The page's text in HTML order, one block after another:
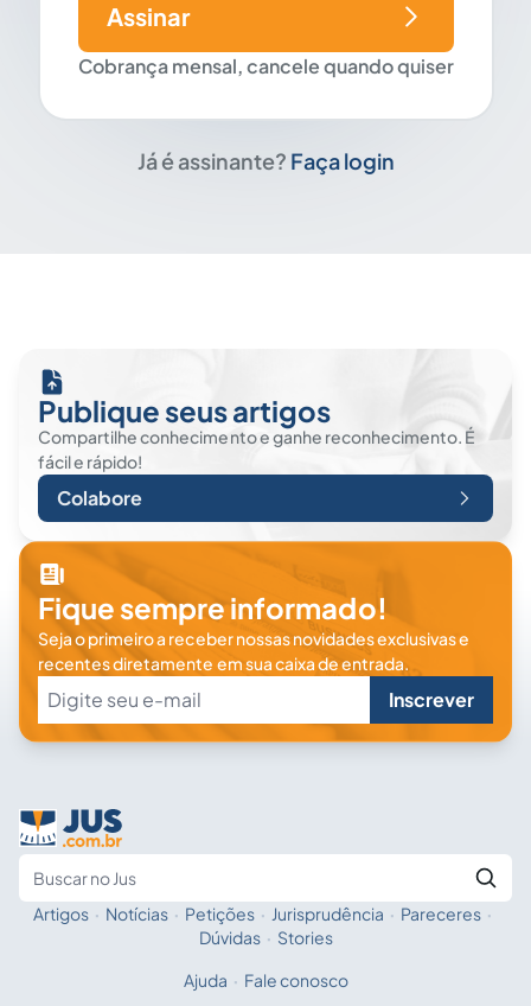
Cobrança mensal, cancele quando quiser
Assinar
Já é assinante? Faça login
Publique seus artigos
Compartilhe conhecimento e ganhe reconhecimento. É
fácil e rápido!
Colabore
Fique sempre informado!
Seja o primeiro a receber nossas novidades exclusivas e
recentes diretamente em sua caixa de entrada.
Inscrever
Fale com a IA
Artigos · Notícias · Petições · Jurisprudência · Pareceres ·
Dúvidas · Stories
Ajuda · Fale conosco